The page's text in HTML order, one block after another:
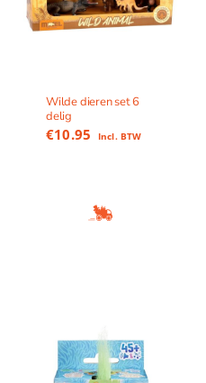
Wilde dieren set 6
delig
€10.95 Incl. BTW